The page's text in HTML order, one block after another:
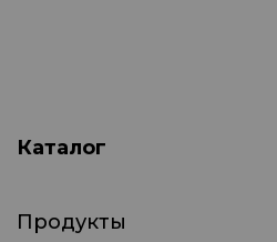
Каталог
Продукты